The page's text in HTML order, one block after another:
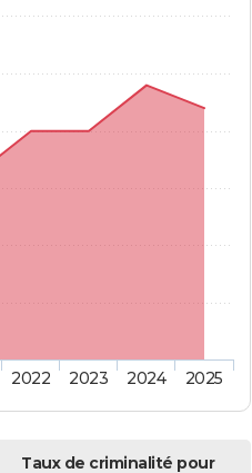
2022 2023 2024 2025
Taux de criminalité pour